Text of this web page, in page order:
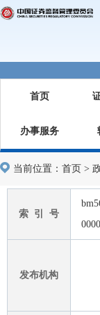
首页
办事服务
当前位置： 首页 >
索 引 号
发布机构